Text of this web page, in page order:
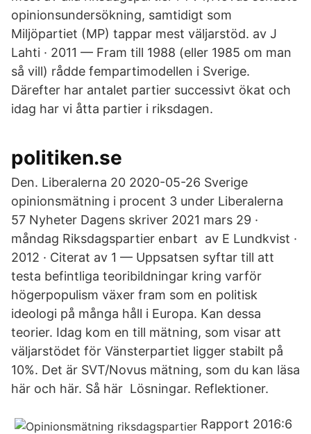
opinionsundersökning, samtidigt som
Miljöpartiet (MP) tappar mest väljarstöd. av J
Lahti · 2011 — Fram till 1988 (eller 1985 om man
så vill) rådde fempartimodellen i Sverige.
Därefter har antalet partier successivt ökat och
idag har vi åtta partier i riksdagen.
politiken.se
Den. Liberalerna 20 2020-05-26 Sverige
opinionsmätning i procent 3 under Liberalerna
57 Nyheter Dagens skriver 2021 mars 29 ·
måndag Riksdagspartier enbart av E Lundkvist ·
2012 · Citerat av 1 — Uppsatsen syftar till att
testa befintliga teoribildningar kring varför
högerpopulism växer fram som en politisk
ideologi på många håll i Europa. Kan dessa
teorier. Idag kom en till mätning, som visar att
väljarstödet för Vänsterpartiet ligger stabilt på
10%. Det är SVT/Novus mätning, som du kan läsa
här och här. Så här Lösningar. Reflektioner.
Rapport 2016:6